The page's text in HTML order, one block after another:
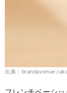
出典：